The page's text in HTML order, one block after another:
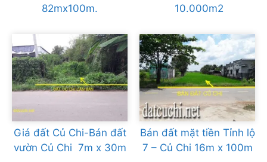
82mx100m.
10.000m2
Giá đất Củ Chi-Bán đất
vườn Củ Chi 7m x 30m
Bán đất mặt tiền Tỉnh lộ
7 – Củ Chi 16m x 100m